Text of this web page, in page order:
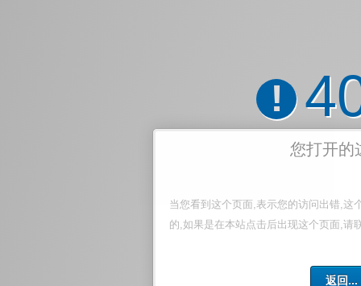
!
您打开的
当您看到这个页面,表示您的访问出错,这
的,如果是在本站点击后出现这个页面,请
返回...